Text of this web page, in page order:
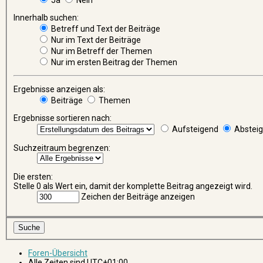
Innerhalb suchen:
Betreff und Text der Beiträge
Nur im Text der Beiträge
Nur im Betreff der Themen
Nur im ersten Beitrag der Themen
Ergebnisse anzeigen als:
Beiträge
Themen
Ergebnisse sortieren nach:
Aufsteigend
Suchzeitraum begrenzen:
Die ersten:
Stelle 0 als Wert ein, damit der komplette Beitrag angezeigt wird.
Zeichen der Beiträge anzeigen
Foren-Übersicht